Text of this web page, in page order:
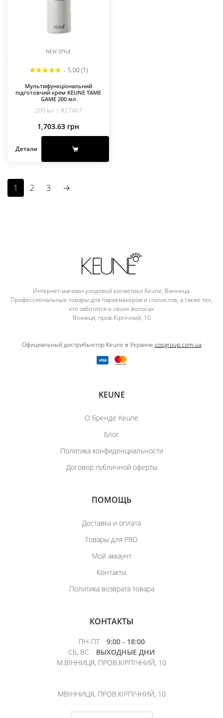
NEW STYLE
- 5.00 (1)
Мультифункціональний
підготовчий крем KEUNE TAME
GAME 200 мл
200 мл | #27467
1,703.63 грн
Детали
1 2 3 →
Интернет-магазин уходовой косметики Keune, Винница.
Профессиональные товары для парикмахеров и стилистов, а также тех,
кто заботится о своих волосах
Вінниця, пров.Кірпічний, 10
Официальный дистрибьютор Keune в Украине cosgroup.com.ua
KEUNE
О бренде Keune
Блог
Политика конфиденциальности
Договор публичной оферты
ПОМОЩЬ
Доставка и оплата
Товары для PRO
Мой аккаунт
Контакты
Политика возврата товара
КОНТАКТЫ
ПН-ПТ
9:00 - 18:00
СБ, ВС
ВЫХОДНЫЕ ДНИ
М.ВІННИЦЯ, ПРОВ.КІРПІЧНИЙ, 10
МВІННИЦЯ, ПРОВ.КІРПІЧНИЙ, 10